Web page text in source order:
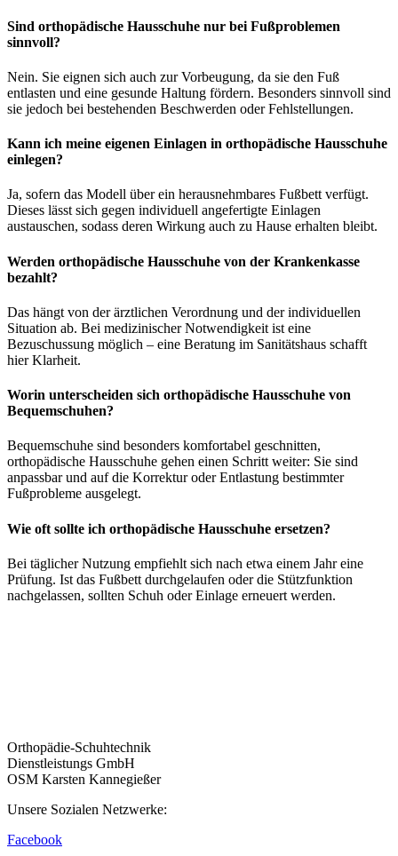
Sind orthopädische Hausschuhe nur bei Fußproblemen
sinnvoll?
Nein. Sie eignen sich auch zur Vorbeugung, da sie den Fuß
entlasten und eine gesunde Haltung fördern. Besonders sinnvoll sind
sie jedoch bei bestehenden Beschwerden oder Fehlstellungen.
Kann ich meine eigenen Einlagen in orthopädische Hausschuhe
einlegen?
Ja, sofern das Modell über ein herausnehmbares Fußbett verfügt.
Dieses lässt sich gegen individuell angefertigte Einlagen
austauschen, sodass deren Wirkung auch zu Hause erhalten bleibt.
Werden orthopädische Hausschuhe von der Krankenkasse
bezahlt?
Das hängt von der ärztlichen Verordnung und der individuellen
Situation ab. Bei medizinischer Notwendigkeit ist eine
Bezuschussung möglich – eine Beratung im Sanitätshaus schafft
hier Klarheit.
Worin unterscheiden sich orthopädische Hausschuhe von
Bequemschuhen?
Bequemschuhe sind besonders komfortabel geschnitten,
orthopädische Hausschuhe gehen einen Schritt weiter: Sie sind
anpassbar und auf die Korrektur oder Entlastung bestimmter
Fußprobleme ausgelegt.
Wie oft sollte ich orthopädische Hausschuhe ersetzen?
Bei täglicher Nutzung empfiehlt sich nach etwa einem Jahr eine
Prüfung. Ist das Fußbett durchgelaufen oder die Stützfunktion
nachgelassen, sollten Schuh oder Einlage erneuert werden.
Orthopädie-Schuhtechnik
Dienstleistungs GmbH
OSM Karsten Kannegießer
Unsere Sozialen Netzwerke:
Facebook